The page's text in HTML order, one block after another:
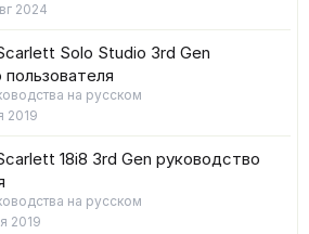
2024
Solo Studio 3rd Gen
на русском
2019
18i8 3rd Gen руководство
на русском
2019